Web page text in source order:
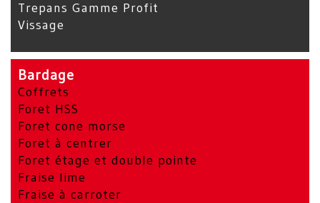
Trepans Gamme Profit
Vissage
Bardage
Coffrets
Foret HSS
Foret cone morse
Foret à centrer
Foret étage et double pointe
Fraise lime
Fraise à carroter